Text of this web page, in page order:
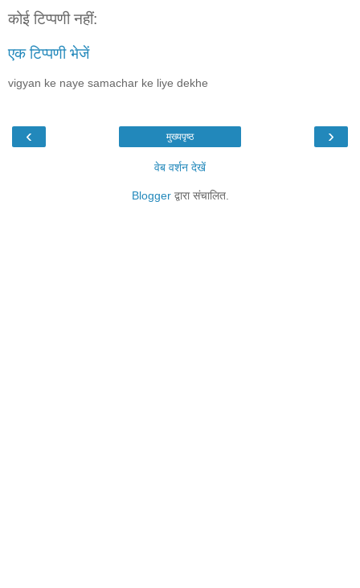
कोई टिप्पणी नहीं:
एक टिप्पणी भेजें
vigyan ke naye samachar ke liye dekhe
‹ ›
मुख्यपृष्ठ
वेब वर्शन देखें
Bloggerद्वारा संचालित.